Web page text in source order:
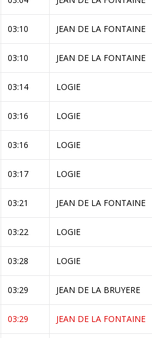
03:10 JEAN DE LA FONTAINE
03:10 JEAN DE LA FONTAINE
03:14 LOGIE
03:16 LOGIE
03:16 LOGIE
03:17 LOGIE
03:21 JEAN DE LA FONTAINE
03:22 LOGIE
03:28 LOGIE
03:29 JEAN DE LA BRUYERE
03:29 JEAN DE LA FONTAINE